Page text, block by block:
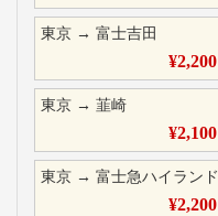
東京 → 富士吉田
¥2,200
東京 → 韮崎
¥2,100
東京 → 富士急ハイランド
¥2,200